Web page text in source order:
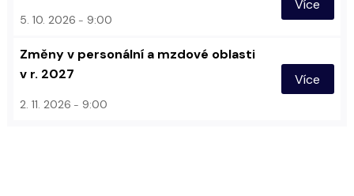
5. 10. 2026 9:00
Více
Změny v personální a mzdové oblasti
v r. 2027
2. 11. 2026 9:00
Více